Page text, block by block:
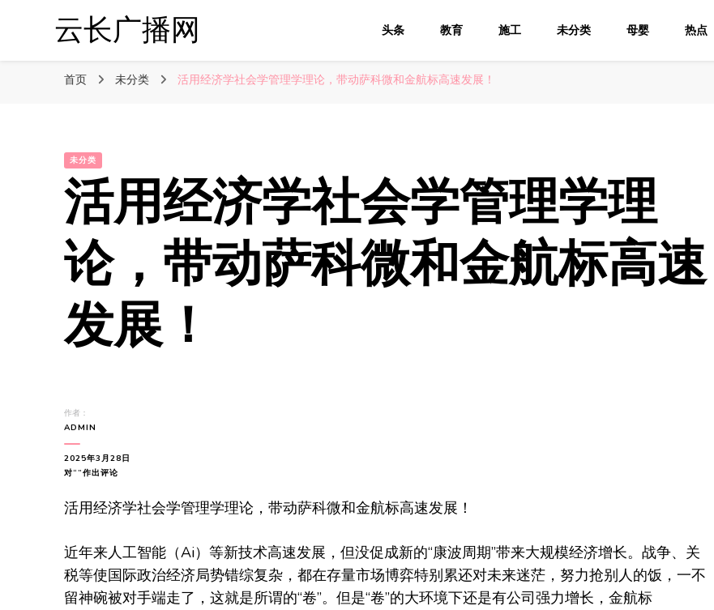
云长广播网 头条 教育 施工 未分类 母婴 热点
首页 未分类 活用经济学社会学管理学理论，带动萨科微和金航标高速发展！
未分类
活用经济学社会学管理学理
论，带动萨科微和金航标高速
发展！
作者：
ADMIN
2025年3月28日
对“ 活
经
济
社
会
学
管
理
”作出评论
活用经济学社会学管理学理论，带动萨科微和金航标高速发展！
近年来人工智能（Ai）等新技术高速发展，但没促成新的“康波周期”带来大规模经济增长。战争、关
税等使国际政治经济局势错综复杂，都在存量市场博弈特别累还对未来迷茫，努力抢别人的饭，一不
留神碗被对手端走了，这就是所谓的“卷”。但是“卷”的大环境下还是有公司强力增长，金航标